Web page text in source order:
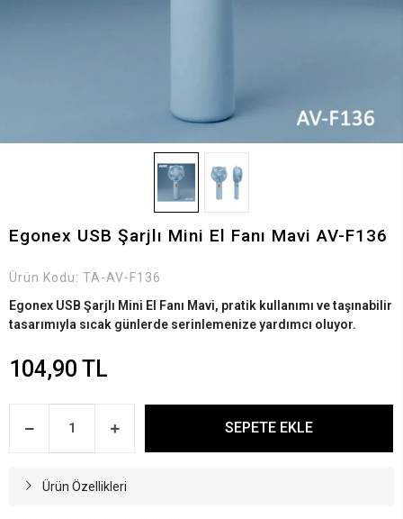
Egonex USB Şarjlı Mini El Fanı Mavi AV-F136
Ürün Kodu: TA-AV-F136
Egonex USB Şarjlı Mini El Fanı Mavi, pratik kullanımı ve taşınabilir
tasarımıyla sıcak günlerde serinlemenize yardımcı oluyor.
104,90 TL
SEPETE EKLE
Ürün Özellikleri